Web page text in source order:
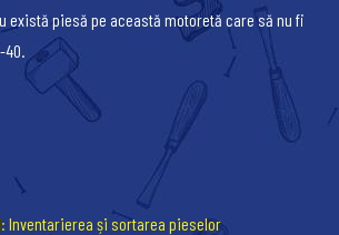
există piesă pe această motoretă care să nu fi
40.
Inventarierea și sortarea pieselor